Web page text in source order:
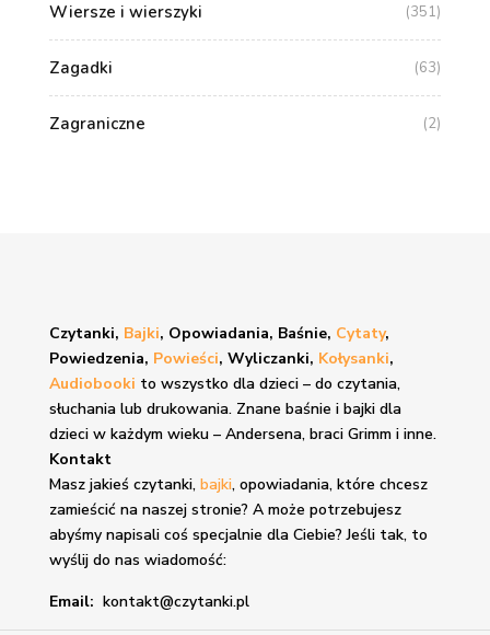
Wiersze i wierszyki (351)
Zagadki (63)
Zagraniczne (2)
Czytanki, Bajki, Opowiadania, Baśnie, Cytaty,
Powiedzenia, Powieści, Wyliczanki, Kołysanki,
Audiobooki to wszystko dla dzieci – do czytania,
słuchania lub drukowania. Znane baśnie i bajkidla
dzieci w każdym wieku – Andersena, braci Grimm i inne.
Kontakt
Masz jakieś czytanki, bajki, opowiadania, które chcesz
zamieścić na naszej stronie? A może potrzebujesz
abyśmy napisali coś specjalnie dla Ciebie? Jeśli tak, to
wyślij do nas wiadomość:
Email: kontakt@czytanki.pl